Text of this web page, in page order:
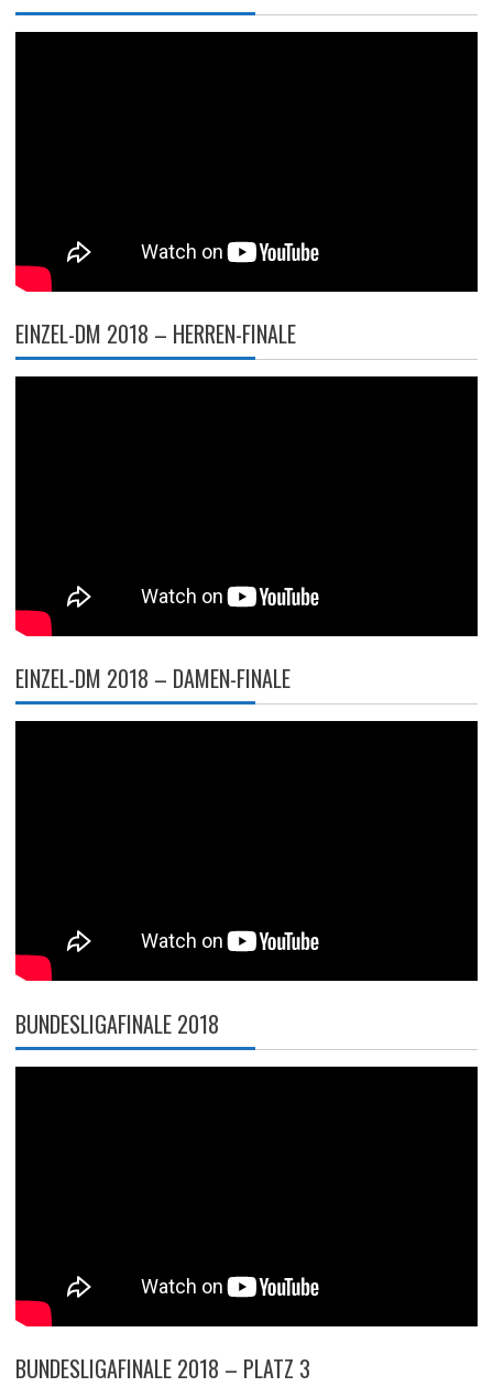
EINZEL-DM 2018 – HERREN-FINALE
EINZEL-DM 2018 – DAMEN-FINALE
BUNDESLIGAFINALE 2018
BUNDESLIGAFINALE 2018 – PLATZ 3